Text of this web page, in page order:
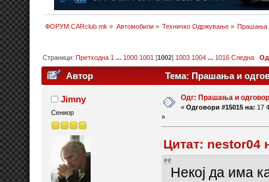
ФОРУМ.CARclub.mk » Автомобили» Техничко Одржување» Прашања
Страници:Претходна 1 ... 1000 1001 [1002] 1003 1004 ... 1016 Следна
Автор Тема: Прашања и
Jimny
Сениор
Одг: Прашања и
« Одговори #15015 на: 17
»
Цитат: nestor04
Некој да има